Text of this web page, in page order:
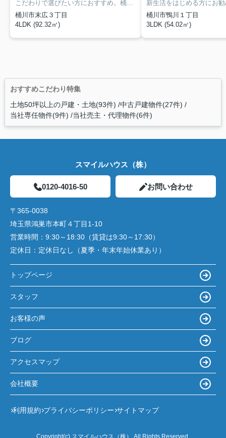
桶川市末広３丁目
4LDK (92.32㎡)
桶川市鴨川１丁目
3LDK (54.02㎡)
おすすめこだわり特集
土地50坪以上の戸建・土地(93件) 中古戸建物件(27件)
当社専任物件(9件) 当社売主・代理物件(6件)
スマイルハウス（株）
0120-4016-50 お問い合わせ
〒365-0038
埼玉県鴻巣市本町４丁目1-10
営業時間： 9:30～18:30（賃貸は9:30～17:30）
定休日： 定休日なし（夏季・年末年始休業あり）
トップページ
スタッフ
お客様の声
ブログ
アクセスマップ
会社概要
利用規約 プライバシーポリシー サイトマップ
Copyright(c) スマイルハウス（株） All Rights Reserved.